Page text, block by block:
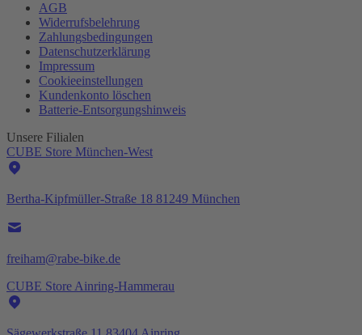
AGB
Widerrufsbelehrung
Zahlungsbedingungen
Datenschutzerklärung
Impressum
Cookieeinstellungen
Kundenkonto löschen
Batterie-Entsorgungshinweis
Unsere Filialen
CUBE Store München-West
Bertha-Kipfmüller-Straße 18 81249 München
freiham@rabe-bike.de
CUBE Store Ainring-Hammerau